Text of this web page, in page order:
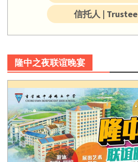
信托人 | Trustee
隆中之夜联谊晚宴